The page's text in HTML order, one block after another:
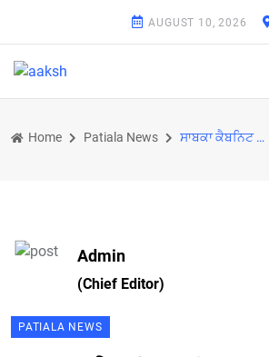
AUGUST 10, 2026
Home Patiala News ਸਾਬਕਾ ਕੈਬਨਿਟ ਮੰਤਰੀ ਸੁਰਜੀਤ ਸਿੰਘ ਰੱਖੜਾ ‘ਆਪ’ ਵਿਚ ਹੋਏ ਸ਼ਾਮਲ
Admin
(Chief Editor)
PATIALA NEWS